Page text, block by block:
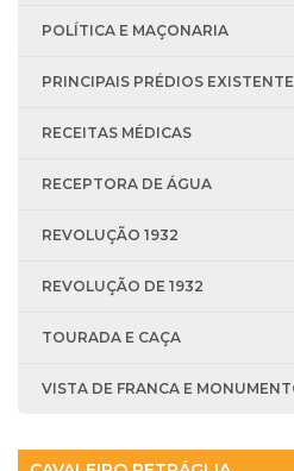
POLÍTICA E MAÇONARIA
PRINCIPAIS PRÉDIOS
RECEITAS MÉDICAS
RECEPTORA DE ÁGUA
REVOLUÇÃO 1932
REVOLUÇÃO DE 1932
TOURADA E CAÇA
VISTA DE FRANCA E